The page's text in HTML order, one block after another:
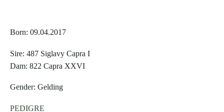
Born: 09.04.2017
Sire: 487 Siglavy Capra I
Dam: 822 Capra XXVI
Gender: Gelding
PEDIGRE